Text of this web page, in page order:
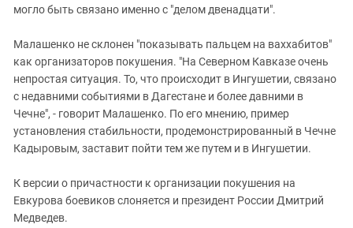
могло быть связано именно с "делом двенадцати".
Малашенко не склонен "показывать пальцем на ваххабитов"
как организаторов покушения. "На Северном Кавказе очень
непростая ситуация. То, что происходит в Ингушетии, связано
с недавними событиями в Дагестане и более давними в
Чечне", - говорит Малашенко. По его мнению, пример
установления стабильности, продемонстрированный в Чечне
Кадыровым, заставит пойти тем же путем и в Ингушетии.
К версии о причастности к организации покушения на
Евкурова боевиков слоняется и президент России Дмитрий
Медведев.